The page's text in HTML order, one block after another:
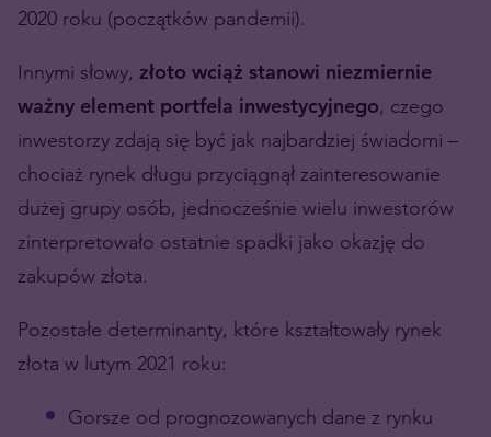
2020 roku (początków pandemii).
Innymi słowy, złoto wciąż stanowi niezmiernie
ważny element portfela inwestycyjnego, czego
inwestorzy zdają się być jak najbardziej świadomi –
chociaż rynek długu przyciągnął zainteresowanie
dużej grupy osób, jednocześnie wielu inwestorów
zinterpretowało ostatnie spadki jako okazję do
zakupów złota.
Pozostałe determinanty, które kształtowały rynek
złota w lutym 2021 roku:
Gorsze od prognozowanych dane z rynku